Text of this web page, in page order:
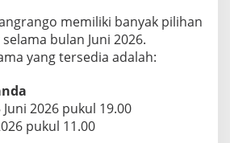
u
k
u
a
n
J
memiliki banyak pilihan
bulan Juni 2026.
yang tersedia adalah:
2026 pukul 19.00
pukul 11.00